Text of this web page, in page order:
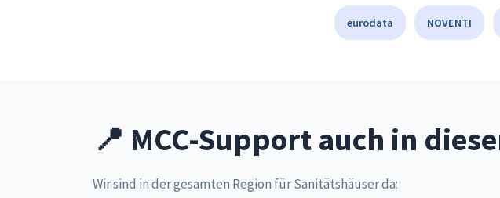
eurodata NOVENTI
📍 MCC-Support auch in
Wir sind in der gesamten Region für Sanitätshäuser da: